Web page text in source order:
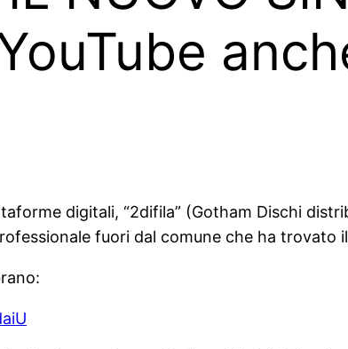
digitali, “2difila” (Gotham Dischi
fuori dal comune che ha trovato il